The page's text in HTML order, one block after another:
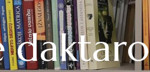
daktaro